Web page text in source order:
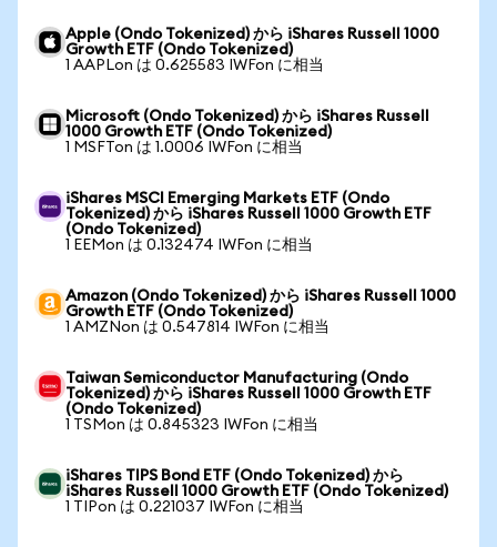
Apple (Ondo Tokenized) から iShares Russell 1000
Growth ETF (Ondo Tokenized)
1 AAPLon は 0.625583 IWFon に相当
Microsoft (Ondo Tokenized) から iShares Russell
1000 Growth ETF (Ondo Tokenized)
1 MSFTon は 1.0006 IWFon に相当
iShares MSCI Emerging Markets ETF (Ondo
Tokenized) から iShares Russell 1000 Growth ETF
(Ondo Tokenized)
1 EEMon は 0.132474 IWFon に相当
Amazon (Ondo Tokenized) から iShares Russell 1000
Growth ETF (Ondo Tokenized)
1 AMZNon は 0.547814 IWFon に相当
Taiwan Semiconductor Manufacturing (Ondo
Tokenized) から iShares Russell 1000 Growth ETF
(Ondo Tokenized)
1 TSMon は 0.845323 IWFon に相当
iShares TIPS Bond ETF (Ondo Tokenized) から
iShares Russell 1000 Growth ETF (Ondo Tokenized)
1 TIPon は 0.221037 IWFon に相当